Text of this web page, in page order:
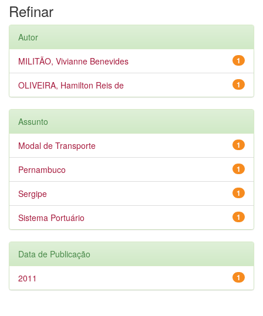
Refinar
Autor
1
MILITÃO, Vivianne Benevides
1
OLIVEIRA, Hamilton Reis de
Assunto
1
Modal de Transporte
1
Pernambuco
1
Sergipe
1
Sistema Portuário
Data de Publicação
1
2011